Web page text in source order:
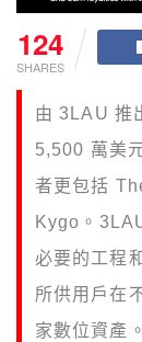
124
SHARES
由 3LAU 推
5,500 萬美
者更包括
Kygo。
必要的工程
所供用戶在
家數位資產。